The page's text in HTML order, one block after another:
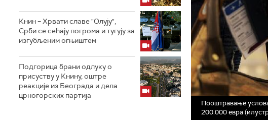
Книн – Хрвати славе "Олују",
Срби се сећају погрома и тугују за
изгубљеним огњиштем
Подгорица брани одлуку о
присуству у Книну, оштре
реакције из Београда и дела
црногорских партија
Пооштравање
200.000 евра